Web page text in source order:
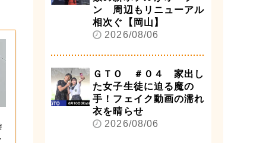
ン 周辺もリニューアル
相次ぐ【岡山】
2026/08/06
ＧＴＯ ＃０４ 家出し
た女子生徒に迫る魔の
手！フェイク動画の濡れ
衣を晴らせ
2026/08/06